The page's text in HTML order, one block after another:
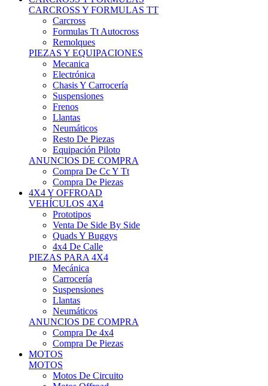
CARCROSS Y FORMULAS TT
Carcross
Formulas Tt Autocross
Remolques
PIEZAS Y EQUIPACIONES
Mecanica
Electrónica
Chasis Y Carrocería
Suspensiones
Frenos
Llantas
Neumáticos
Resto De Piezas
Equipación Piloto
ANUNCIOS DE COMPRA
Compra De Cc Y Tt
Compra De Piezas
4X4 Y OFFROAD
VEHÍCULOS 4X4
Prototipos
Venta De Side By Side
Quads Y Buggys
4x4 De Calle
PIEZAS PARA 4X4
Mecánica
Carrocería
Suspensiones
Llantas
Neumáticos
ANUNCIOS DE COMPRA
Compra De 4x4
Compra De Piezas
MOTOS
MOTOS
Motos De Circuito